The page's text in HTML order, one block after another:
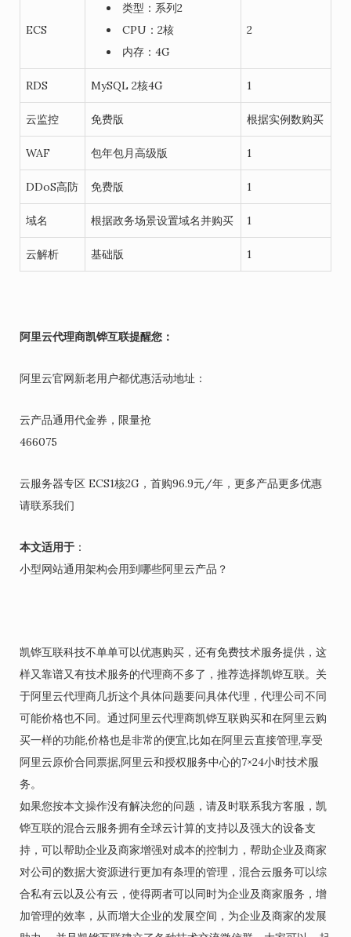
ECS
类型：系列2
CPU：2核
内存：4G
2
RDS MySQL 2核4G 1
云监控 免费版 根据实例数购买
WAF 包年包月高级版 1
DDoS高防 免费版 1
域名 根据政务场景设置域名并购买 1
云解析 基础版 1
阿里云代理商凯铧互联提醒您：
阿里云官网新老用户都优惠活动地址：
云产品通用代金券，限量抢
466075
云服务器专区 ECS1核2G，首购96.9元/年，更多产品更多优惠
请联系我们
本文适用于 ：
小型网站通用架构会用到哪些阿里云产品？
凯铧互联科技不单单可以优惠购买，还有免费技术服务提供，这
样又靠谱又有技术服务的代理商不多了，推荐选择凯铧互联。关
于阿里云代理商几折这个具体问题要问具体代理，代理公司不同
可能价格也不同。通过阿里云代理商凯铧互联购买和在阿里云购
买一样的功能,价格也是非常的便宜,比如在阿里云直接管理,享受
阿里云原价合同票据,阿里云和授权服务中心的7×24小时技术服
务。
如果您按本文操作没有解决您的问题，请及时联系我方客服，凯
铧互联的混合云服务拥有全球云计算的支持以及强大的设备支
持，可以帮助企业及商家增强对成本的控制力，帮助企业及商家
对公司的数据大资源进行更加有条理的管理，混合云服务可以综
合私有云以及公有云，使得两者可以同时为企业及商家服务，增
加管理的效率，从而增大企业的发展空间，为企业及商家的发展